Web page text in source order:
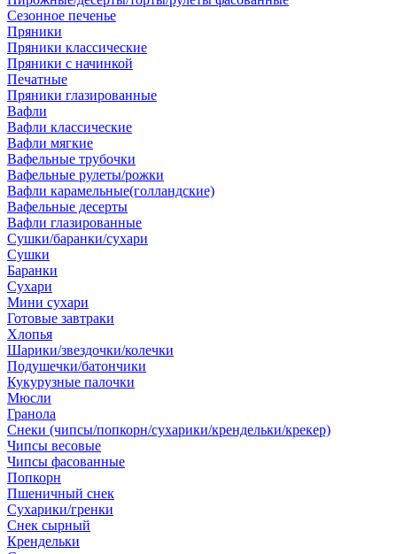
Сезонное печенье
Пряники
Пряники классические
Пряники с начинкой
Печатные
Пряники глазированные
Вафли
Вафли классические
Вафли мягкие
Вафельные трубочки
Вафельные рулеты/рожки
Вафли карамельные(голландские)
Вафельные десерты
Вафли глазированные
Сушки/баранки/сухари
Сушки
Баранки
Сухари
Мини сухари
Готовые завтраки
Хлопья
Шарики/звездочки/колечки
Подушечки/батончики
Кукурузные палочки
Мюсли
Гранола
Снеки (чипсы/попкорн/сухарики/крендельки/крекер)
Чипсы весовые
Чипсы фасованные
Попкорн
Пшеничный снек
Сухарики/гренки
Снек сырный
Крендельки